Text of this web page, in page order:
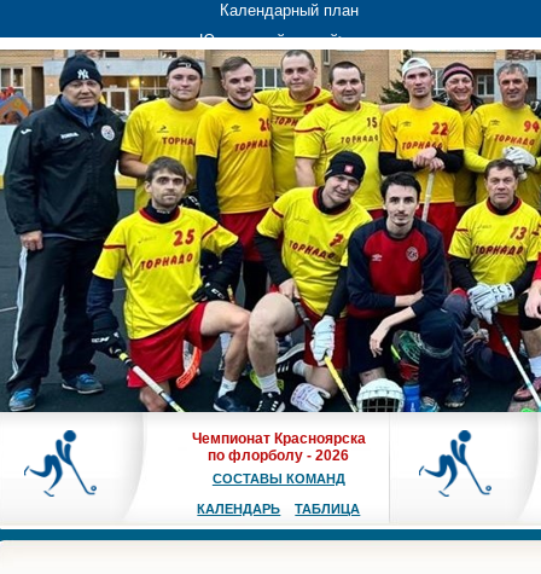
Календарный план
Юношеский хоккей>
Универсиада-2019
Медиа>
Чемпионат Красноярска
по флорболу - 2026
СОСТАВЫ КОМАНД
КАЛЕНДАРЬ ТАБЛИЦА